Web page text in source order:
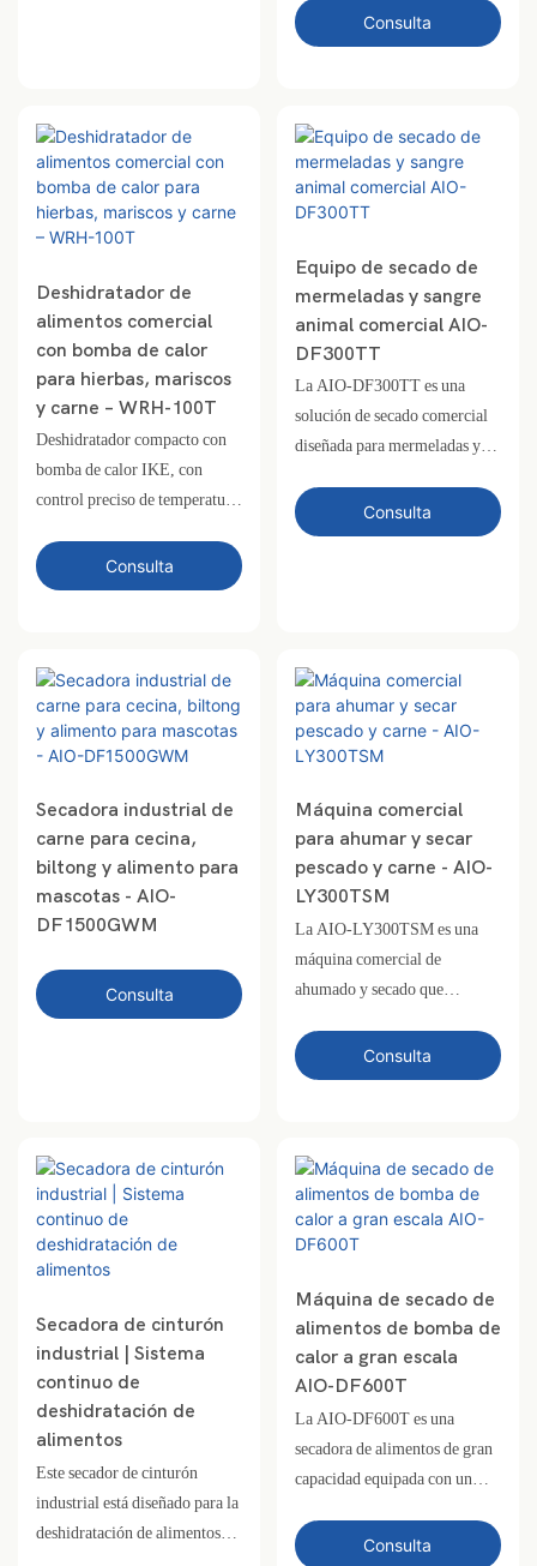
hojas de moringa, frutos secos,
mariscos, frutas, especias y
otros materiales sensibles a la
temperatura. Este modelo es la
multitemperatura más grande
disponible actualmente,
ofreciendo una productividad
y eficiencia energética
excepcionales.
por capacidad por lotes, flujo
de aire paralelo para secado
simplificada
Consulta
Deshidratador de
alimentos comercial
con bomba de calor
para hierbas, mariscos
y carne – WRH-100T
Deshidratador compacto con
bomba de calor IKE, con
control preciso de temperatura
frutas, hierbas, mariscos, carne
y alimentos de primera
Consulta
Equipo de secado de
mermeladas y sangre
animal comercial AIO-
DF300TT
La AIO-DF300TT es una
solución de secado comercial
diseñada para mermeladas y
el secador DF-300T y
equipada con bandejas
secado uniformes. Cada lote
procesa entre 200 y 300 kg con
un control preciso de la
mermelada procesada en esta
máquina se puede secar para
convertirla en láminas de fruta
deshidratada, lo que la hace
ideal para la producción de
snacks de fruta.
Consulta
Secadora industrial de
carne para cecina,
biltong y alimento para
mascotas - AIO-
DF1500GWM
Consulta
Máquina comercial
para ahumar y secar
pescado y carne - AIO-
LY300TSM
La AIO-LY300TSM es una
máquina comercial de
ahumado y secado que
de calor con un generador de
humo integrado. Con una
de 35 a 75 °C, es ideal para
producir pescado y carne
ahumados con una calidad
Consulta
Secadora de cinturón
industrial | Sistema
continuo de
deshidratación de
alimentos
Este secador de cinturón
industrial está diseñado para la
deshidratación de alimentos
Máquina de secado de
alimentos de bomba de
calor a gran escala
AIO-DF600T
La AIO-DF600T es una
secadora de alimentos de gran
capacidad equipada con un
circuito cerrado. Es ideal para
Consulta